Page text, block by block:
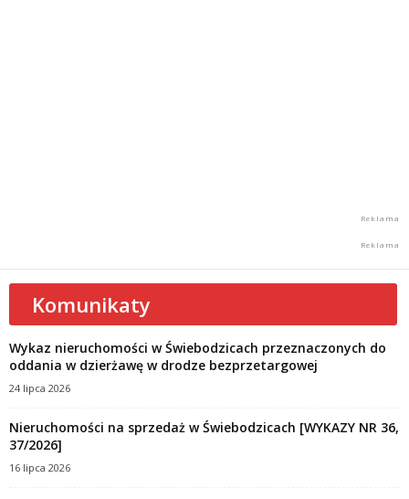
Komunikaty
Wykaz nieruchomości w Świebodzicach przeznaczonych do
oddania w dzierżawę w drodze bezprzetargowej
24 lipca 2026
Nieruchomości na sprzedaż w Świebodzicach [WYKAZY NR 36,
37/2026]
16 lipca 2026